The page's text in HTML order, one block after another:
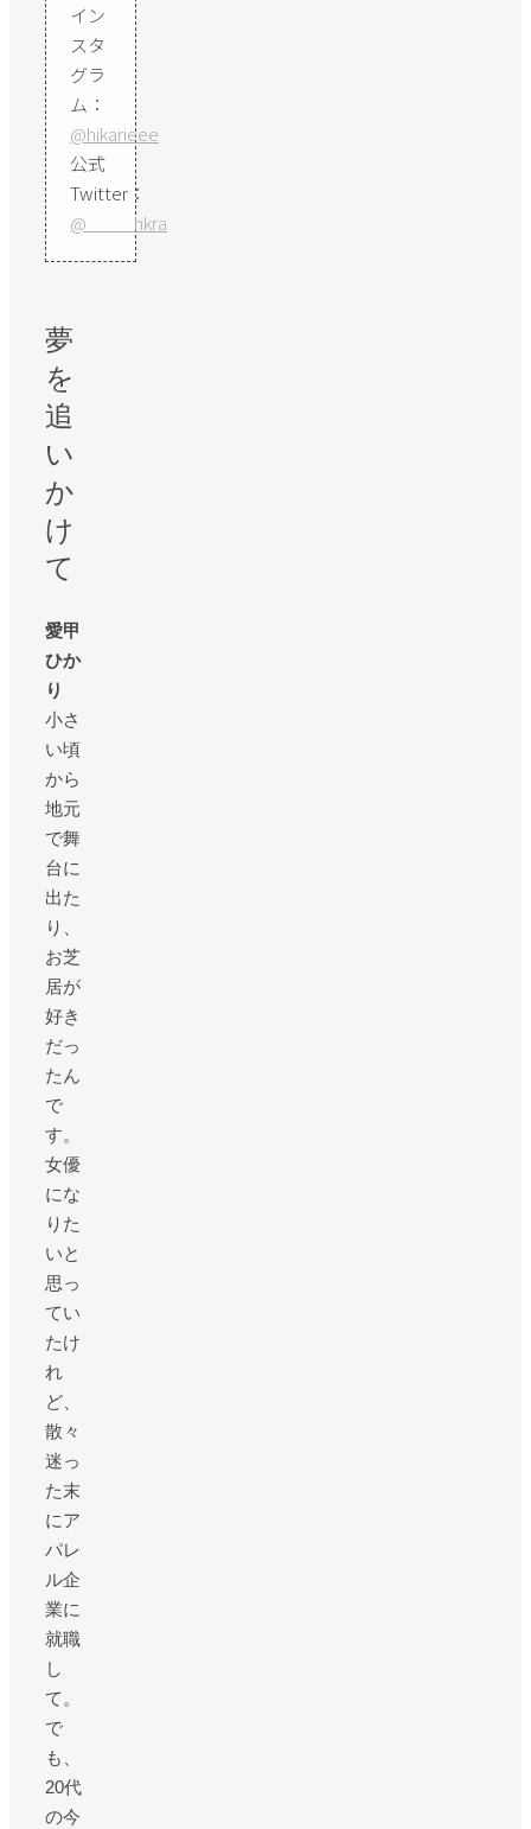
イン
スタ
グラ
ム：
@hikarieee
公式
Twitter：
@_____hkra
夢
を
追
い
か
け
て
愛甲
ひか
り
小さ
い頃
から
地元
で舞
台に
出た
り、
お芝
居が
好き
だっ
たん
で
す。
女優
にな
りた
いと
思っ
てい
たけ
れ
ど、
散々
迷っ
た末
にア
パレ
ル企
業に
就職
し
て。
で
も、
20代
の今